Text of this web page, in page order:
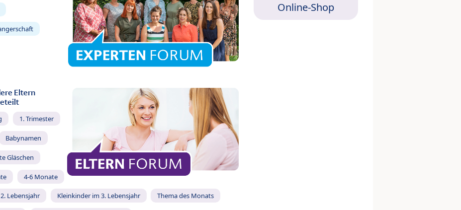
Eltern
1. Trimester
Babynamen
Gläschen
4-6 Monate
Lebensjahr Kleinkinder im 3. Lebensjahr Thema des Monats
Online-Shop